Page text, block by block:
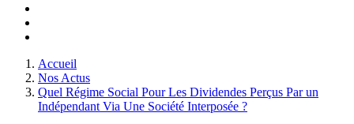
Accueil
Nos Actus
Quel Régime Social Pour Les Dividendes Perçus Par un
Indépendant Via Une Société Interposée ?